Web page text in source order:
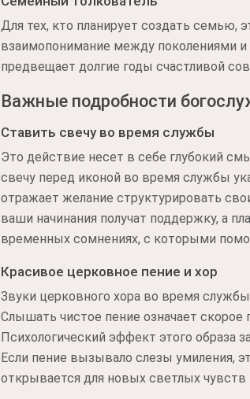
Для тех, кто планирует создать семью,
взаимопонимание между поколениями и
предвещает долгие годы счастливой
Важные подробности
Ставить свечу во время службы
Это действие несет в себе глубокий
свечу перед иконой во время службы
отражает желание структурировать
ваши начинания получат поддержку, а
временных сомнениях, с которыми
Красивое церковное пение и хор
Звуки церковного хора во время
Слышать чистое пение означает скорое
Психологический эффект этого образа
Если пение вызывало слезы умиления,
открывается для новых светлых чувств